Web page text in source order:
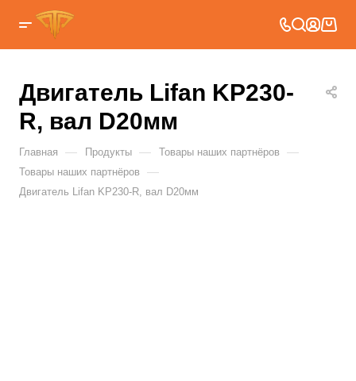
Двигатель Lifan KP230-
R, вал D20мм
Главная — Продукты — Товары наших партнёров —
Товары наших партнёров —
Двигатель Lifan KP230-R, вал D20мм